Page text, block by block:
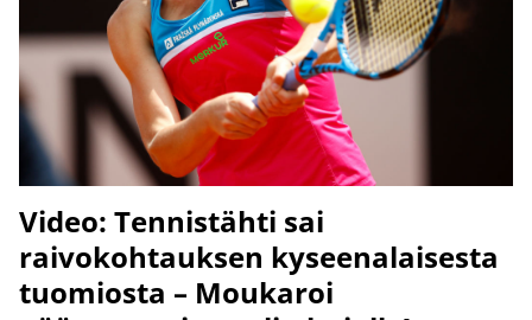
Video: Tennistähti sai
raivokohtauksen kyseenalaisesta
tuomiosta – Moukaroi